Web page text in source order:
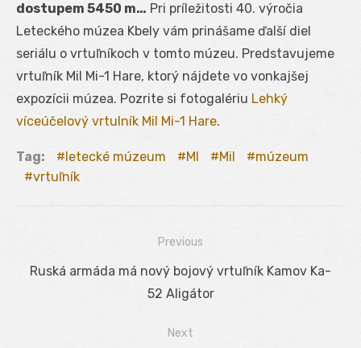
dostupem 5450 m… Pri príležitosti 40. výročia
Leteckého múzea Kbely vám prinášame ďalší diel
seriálu o vrtuľníkoch v tomto múzeu. Predstavujeme
vrtuľník Mil Mi-1 Hare, ktorý nájdete vo vonkajšej
expozícii múzea. Pozrite si fotogalériu Lehký
víceúčelový vrtulník Mil Mi-1 Hare.
Tag: letecké múzeum MI Mil
múzeum
vrtuľník
Navigácia
Previous
Previous
Ruská armáda má nový bojový vrtuľník Kamov Ka-
52 Aligátor
Next